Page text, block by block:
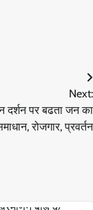
Next:
दर्शन पर बढता जन का
रोजगार, प्रवर्तन